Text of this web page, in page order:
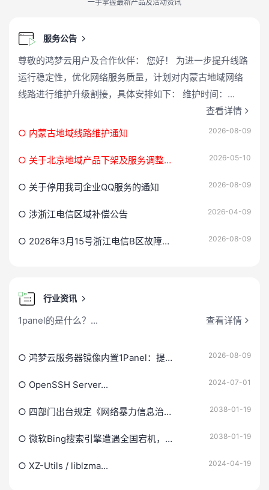
一手掌握最新产品及活动资讯
服务公告
尊敬的鸿梦云用户及合作伙伴： 您好！ 为进一步提升线路
运行稳定性，优化网络服务质量，计划对内蒙古地域网络
线路进行维护升级割接，具体安排如下： 维护时间：...
查看详情
○ 内蒙古地域线路维护通知
2026-08-09
○ 关于北京地域产品下架及服务调整的通知 2026-05-10
○ 关于停用我司企业QQ服务的通知 2026-08-09
○ 涉浙江电信区域补偿公告 2026-04-09
○ 2026年3月15号浙江电信B区故障补偿公告 2026-08-09
行业资讯
1panel的是什么？... 查看详情
○ 鸿梦云服务器镜像内置1Panel：提升... 2026-08-09
○ OpenSSH Server... 2024-07-01
○ 四部门出台规定《网络暴力信息治理规定》... 2038-01-19
○ 微软Bing搜索引擎遭遇全国宕机，用户... 2038-01-19
○ XZ-Utils / liblzma... 2024-04-19